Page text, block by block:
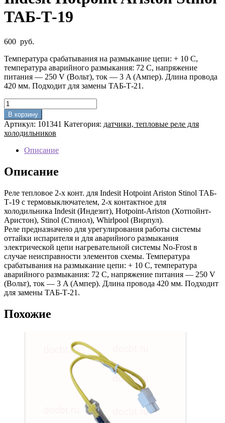
ТАБ-Т-19
600 руб.
Температура срабатывания на размыкание цепи: + 10 C,
температура аварийного размыкания: 72 С, напряжение
питания — 250 V (Вольт), ток — 3 A (Ампер). Длина провода
420 мм. Подходит для замены ТАБ-Т-21.
Количество
товара
Реле
тепловое
2-
для
Indesit
Ariston
Stinol
ТАБ-
Т-19
В корзину
Артикул: 101341 Категория: датчики, тепловые реле для
холодильников
Описание
Описание
Реле тепловое 2-х конт. для Indesit Hotpoint Ariston Stinol ТАБ-
Т-19 с термовыключателем, 2-х контактное для
холодильника Indesit (Индезит), Hotpoint-Ariston (Хотпойнт-
Аристон), Stinol (Стинол), Whirlpool (Вирпул).
Реле предназначено для урегулирования работы системы
оттайки испарителя и для аварийного размыкания
электрической цепи нагревательной системы No-Frost в
случае неисправности элементов схемы. Температура
срабатывания на размыкание цепи: + 10 C, температура
аварийного размыкания: 72 С, напряжение питания — 250 V
(Вольт), ток — 3 A (Ампер). Длина провода 420 мм. Подходит
для замены ТАБ-Т-21.
Похожие